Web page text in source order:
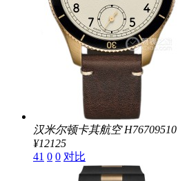
汉米尔顿卡其航空 H76709510
¥12125
41 0 0 对比